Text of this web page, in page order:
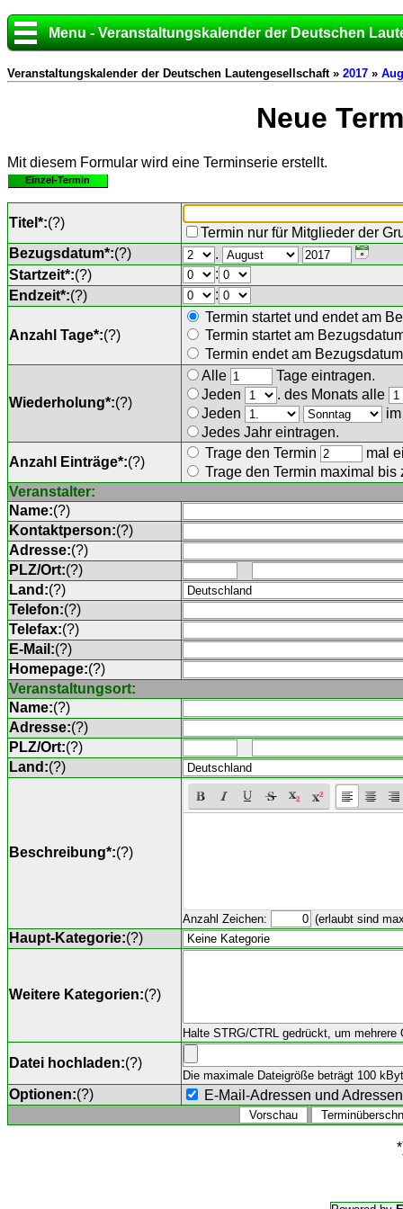
Menu - Veranstaltungskalender der Deutschen
Veranstaltungskalender der Deutschen Lautengesellschaft » 2017 »
Neue
Mit diesem Formular wird eine Terminserie erstellt.
Einzel-Termin
Titel*:(?)
Termin nur für Mitglieder der
Bezugsdatum*:(?)
.
Startzeit*:(?)
:
Endzeit*:(?) :
Anzahl Tage*:(?)
Termin startet und endet am
Termin startet am
Termin endet am
Wiederholung*:(?)
Alle
Tage eintragen.
Jeden
. des Monats alle
Jeden
Jedes Jahr eintragen.
Anzahl Einträge*:(?)
Trage den Termin
mal
Trage den Termin maximal bis
Veranstalter:
Name:(?)
Kontaktperson:(?)
Adresse:(?)
PLZ/Ort:(?)
Land:(?)
Telefon:(?)
Telefax:(?)
E-Mail:(?)
Homepage:(?)
Veranstaltungsort:
Name:(?)
Adresse:(?)
PLZ/Ort:(?)
Land:(?)
Beschreibung*:(?)
Anzahl Zeichen: (erlaubt sind
Haupt-Kategorie:(?)
Weitere Kategorien:(?)
Halte STRG/CTRL gedrückt, um mehrere
Datei hochladen:(?)
Die maximale Dateigröße beträgt 100
Optionen:(?) E-Mail-Adressen und